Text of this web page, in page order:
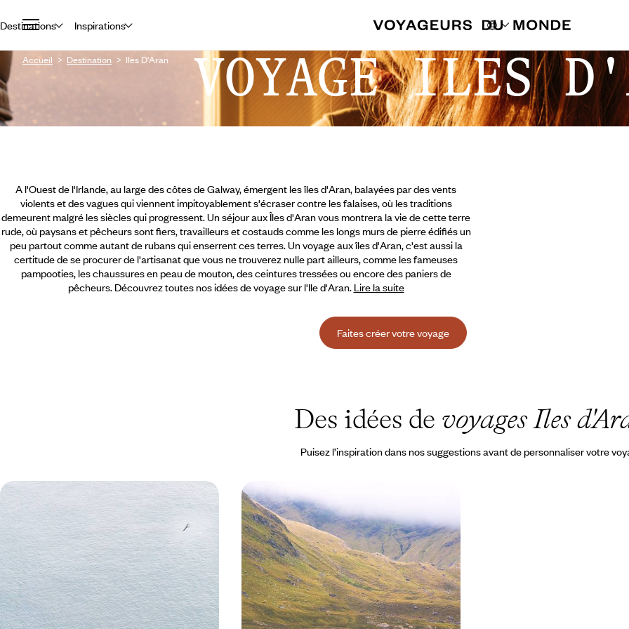
Destinations Inspirations
Accueil Destination Iles D'Aran VOYAGE ILES
A l'Ouest de l'Irlande, au large des côtes de Galway, émergent les îles d'Aran, balayées par des vents
violents et des vagues qui viennent impitoyablement s'écraser contre les falaises, où les traditions
demeurent malgré les siècles qui progressent. Un séjour aux Îles d'Aran vous montrera la vie de cette terre
rude, où paysans et pêcheurs sont fiers, travailleurs et costauds comme les longs murs de pierre édifiés un
peu partout comme autant de rubans qui enserrent ces terres. Un voyage aux îles d'Aran, c'est aussi la
certitude de se procurer de l'artisanat que vous ne trouverez nulle part ailleurs,comme les fameuses
pampooties, les chaussures en peau de mouton, des ceintures tressées ou encore des paniers de
pêcheurs. Découvrez toutes nos idées de voyage sur l'Ile d'Aran. Lire la suite
Faites créer votre voyage
Des idées de voyages Iles
Puisez l’inspiration dans nos suggestions avant de personnaliser votre
En famille par les landes et les
falaises - L'Irlande au grand air
Dublin, comté de Clare et Connemara : le meilleur
de l’Irlande pour parents et enfants
8 jours, de 2000 à 2900 €
Des lacs, des landes, des pubs -
Premier voyage en Irlande
Kerry, Burren, Connemara, Dublin : les grands
classiques qui forgent l'identité de l’Irlande
8 jours, de 2200 à 3000 €